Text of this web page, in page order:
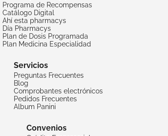
Programa de Recompensas
Catálogo Digital
Ahí esta pharmacys
Día Pharmacys
Plan de Dosis Programada
Plan Medicina Especialidad
Servicios
Preguntas Frecuentes
Blog
Comprobantes electrónicos
Pedidos Frecuentes
Album Panini
Convenios